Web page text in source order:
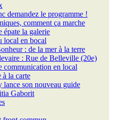
demandez le programme !
comment ça marche
épate la galerie
local en bocal
: de la mer à la terre
: Rue de Belleville (20e)
communication en local
à la carte
son nouveau guide
Gaborit